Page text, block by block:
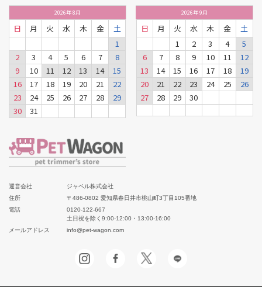
2026年8月
日 月 火 水 木 金
土
1
2
3 4 5 6 7
8
9
10 11 12 13 14
15
16
17 18 19 20 21
22
23
24 25 26 27 28
29
30
31
2026年9月
日 月 火 水 木 金
土
1
2 3 4
5
6
7 8 9 10 11
12
13
14 15 16 17 18
19
20
21 22 23 24 25
26
27
28 29 30
運営会社
ジャペル株式会社
住所
〒486-0802 愛知県春日井市桃山町3丁目105番地
電話
0120-122-667
土日祝を除く9:00-12:00・13:00-16:00
メールアドレス
info@pet-wagon.com